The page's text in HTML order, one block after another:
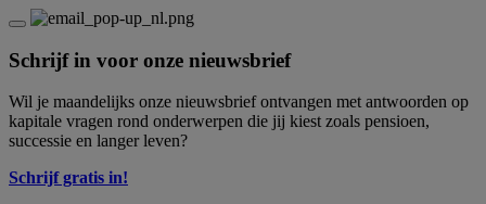
Schrijf in voor onze nieuwsbrief
Wil je maandelijks onze nieuwsbrief ontvangen met antwoorden op
kapitale vragen rond onderwerpen die jij kiest zoals pensioen,
successie en langer leven?
Schrijf gratis in!